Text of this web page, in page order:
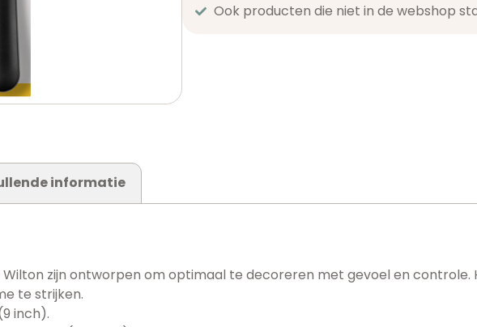
Ook producten die niet in de webshop
informatie
zijn ontworpen om optimaal te decoreren met gevoel en controle.
te strijken.
inch).